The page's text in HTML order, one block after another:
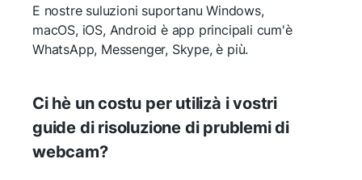
E nostre suluzioni suportanu Windows,
macOS, iOS, Android è app principali cum'è
WhatsApp, Messenger, Skype, è più.
Ci hè un costu per utilizà i vostri
guide di risoluzione di prublemi di
webcam?